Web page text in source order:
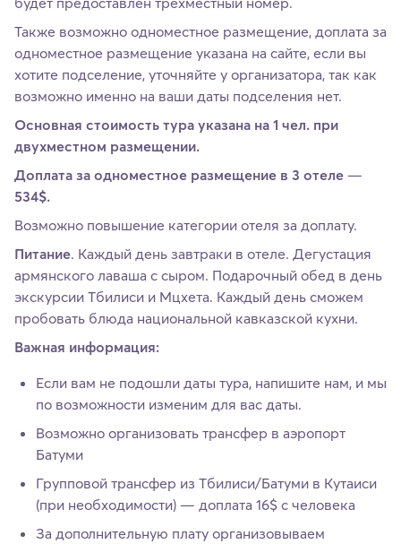
Также возможно одноместное размещение, доплата за
одноместное размещение указана на сайте, если вы
хотите подселение, уточняйте у организатора, так как
возможно именно на ваши даты подселения нет.
Основная стоимость тура указана на 1 чел. при
двухместном размещении.
Доплата за одноместное размещение в 3 отеле —
534$.
Возможно повышение категории отеля за доплату.
Питание. Каждый день завтраки в отеле. Дегустация
армянского лаваша с сыром. Подарочный обед в день
экскурсии Тбилиси и Мцхета. Каждый день сможем
пробовать блюда национальной кавказской кухни.
Важная информация:
Если вам не подошли даты тура, напишите нам, и мы
по возможности изменим для вас даты.
Возможно организовать трансфер в аэропорт
Батуми
Групповой трансфер из Тбилиси/Батуми в Кутаиси
(при необходимости) — доплата 16$ с человека
За дополнительную плату организовываем